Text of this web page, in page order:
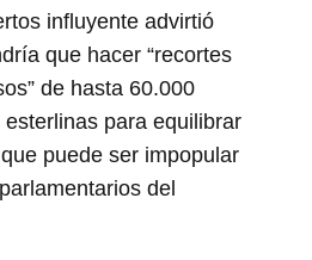
influyente advirtió
que hacer “recortes
de hasta 60.000
para equilibrar
puede ser impopular
del